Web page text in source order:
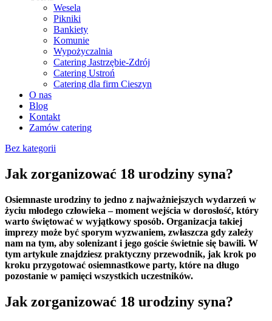
Wesela
Pikniki
Bankiety
Komunie
Wypożyczalnia
Catering Jastrzębie-Zdrój
Catering Ustroń
Catering dla firm Cieszyn
O nas
Blog
Kontakt
Zamów catering
Bez kategorii
Jak zorganizować 18 urodziny syna?
Osiemnaste urodziny to jedno z najważniejszych wydarzeń w
życiu młodego człowieka – moment wejścia w dorosłość, który
warto świętować w wyjątkowy sposób. Organizacja takiej
imprezy może być sporym wyzwaniem, zwłaszcza gdy zależy
nam na tym, aby solenizant i jego goście świetnie się bawili. W
tym artykule znajdziesz praktyczny przewodnik, jak krok po
kroku przygotować osiemnastkowe party, które na długo
pozostanie w pamięci wszystkich uczestników.
Jak zorganizować 18 urodziny syna?